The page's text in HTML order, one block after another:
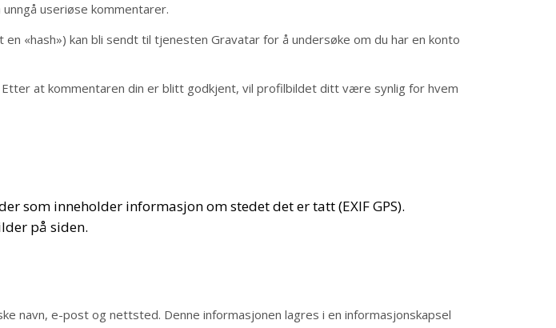
useriøse kommentarer.
«hash») kan bli sendt til tjenesten Gravatar for å undersøke om du har en konto
Etter at kommentaren din er blitt godkjent, vil profilbildet ditt være synlig for hvem
som inneholder informasjon om stedet det er tatt (EXIF GPS).
på siden.
navn, e-post og nettsted. Denne informasjonen lagres i en informasjonskapsel